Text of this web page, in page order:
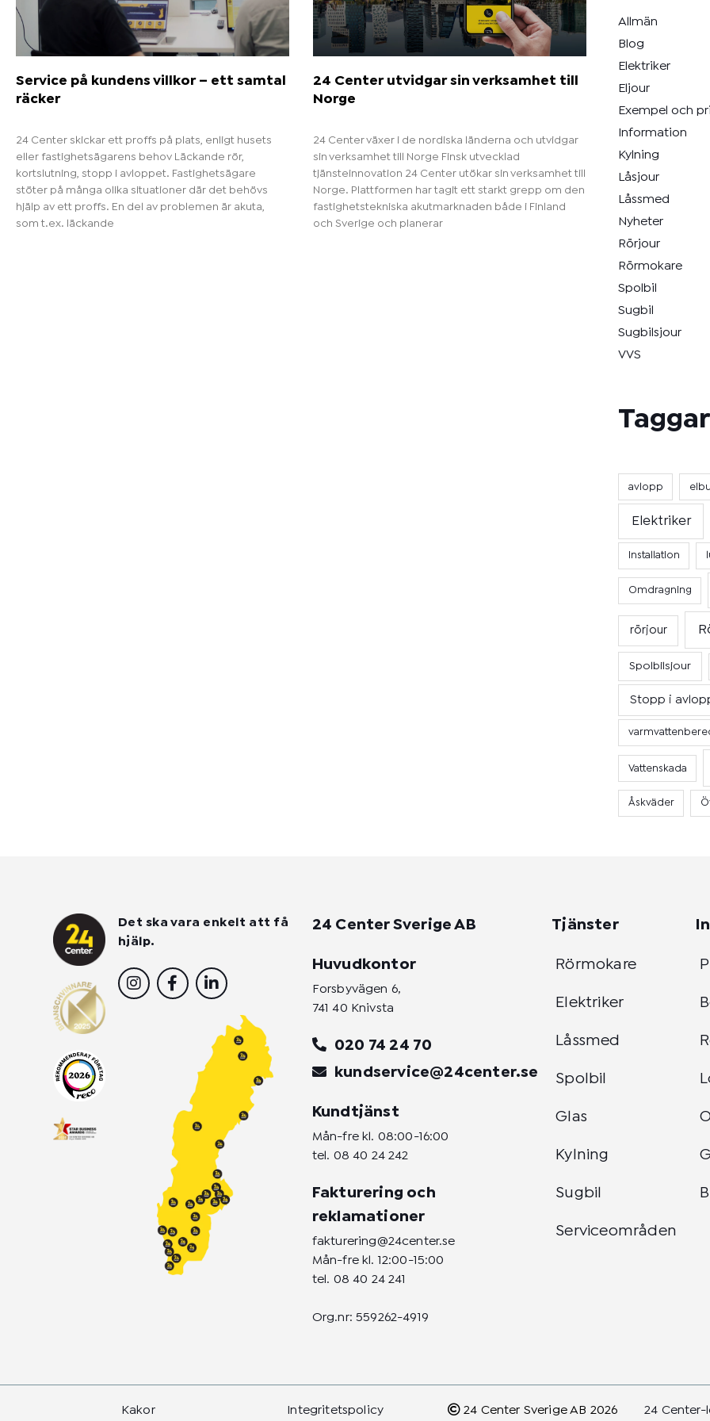
Service på kundens villkor – ett samtal
räcker
24 Center skickar ett proffs på plats, enligt husets
eller fastighetsägarens behov Läckande rör,
kortslutning, stopp i avloppet. Fastighetsägare
stöter på många olika situationer där det behövs
hjälp av ett proffs. En del av problemen är akuta,
som t.ex. läckande
24 Center utvidgar sin verksamhet till
Norge
24 Center växer i de nordiska länderna och utvidgar
sin verksamhet till Norge Finsk utvecklad
tjänsteinnovation 24 Center utökar sin verksamhet till
Norge. Plattformen har tagit ett starkt grepp om den
fastighetstekniska akutmarknaden både i Finland
och Sverige och planerar
Allmän
Blog
Elektriker
Eljour
Exempel och
Information
Kylning
Låsjour
Låssmed
Nyheter
Rörjour
Rörmokare
Spolbil
Sugbil
Sugbilsjour
VVS
Taggar
avlopp
Elektriker
Installation
Omdragning
rörjour
Spolbilsjour
Stopp i
Vattenskada
Åskväder
Det ska vara enkelt att få
hjälp.
I
n
F
a
f
L
i
e
d
24 Center Sverige AB
Huvudkontor
Forsbyvägen 6,
741 40 Knivsta
020 74 24 70
kundservice@24center.se
Kundtjänst
Mån-fre kl. 08:00-16:00
tel. 08 40 24 242
Fakturering och
reklamationer
fakturering@24center.se
Mån-fre kl. 12:00-15:00
tel. 08 40 24 241
Org.nr: 559262-4919
Tjänster
Rörmokare
Elektriker
Låssmed
Spolbil
Glas
Kylning
Sugbil
Serviceområden
Kakor Integritetspolicy 24 Center Sverige AB 2026 24